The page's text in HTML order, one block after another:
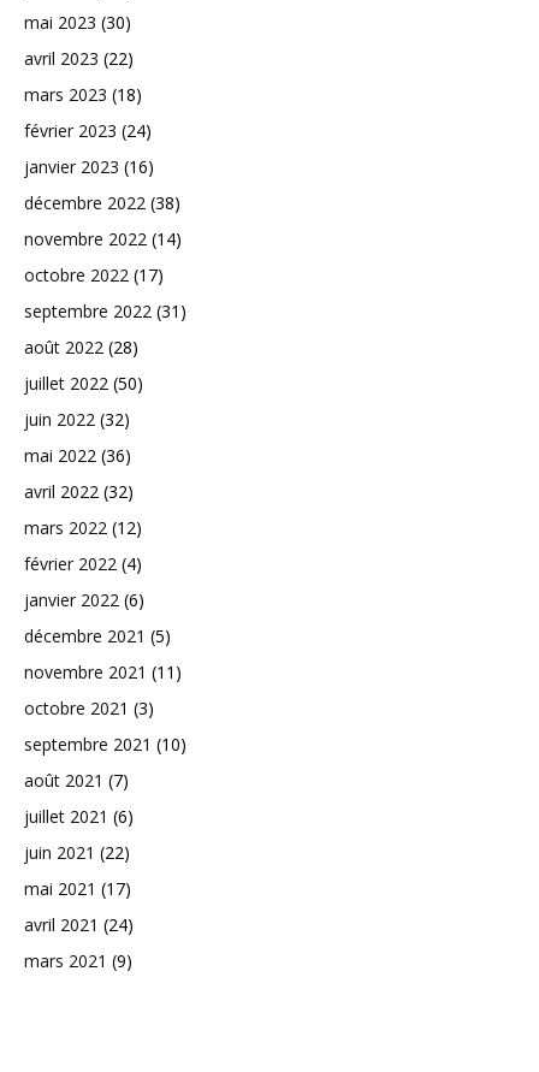
mai 2023 (30)
avril 2023 (22)
mars 2023 (18)
février 2023 (24)
janvier 2023 (16)
décembre 2022 (38)
novembre 2022 (14)
octobre 2022 (17)
septembre 2022 (31)
août 2022 (28)
juillet 2022 (50)
juin 2022 (32)
mai 2022 (36)
avril 2022 (32)
mars 2022 (12)
février 2022 (4)
janvier 2022 (6)
décembre 2021 (5)
novembre 2021 (11)
octobre 2021 (3)
septembre 2021 (10)
août 2021 (7)
juillet 2021 (6)
juin 2021 (22)
mai 2021 (17)
avril 2021 (24)
mars 2021 (9)